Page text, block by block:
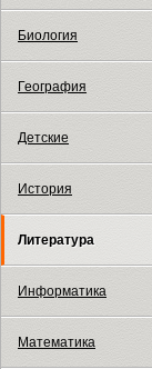
Биология
География
Детские
История
Литература
Информатика
Математика